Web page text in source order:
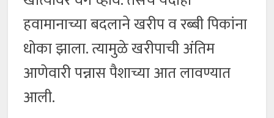
हवामानाच्या बदलाने खरीप व रब्बी पिकांना
धोका झाला. त्यामुळे खरीपाची अंतिम
आणेवारी पन्नास पैशाच्या आत लावण्यात
आली.